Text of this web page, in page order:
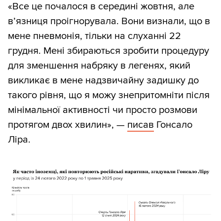
«Все це почалося в середині жовтня, але
в’язниця проігнорувала. Вони визнали, що в
мене пневмонія, тільки на слуханні 22
грудня. Мені збираються зробити процедуру
для зменшення набряку в легенях, який
викликає в мене надзвичайну задишку до
такого рівня, що я можу знепритомніти після
мінімальної активності чи просто розмови
протягом двох хвилин», — писав Гонсало
Ліра.